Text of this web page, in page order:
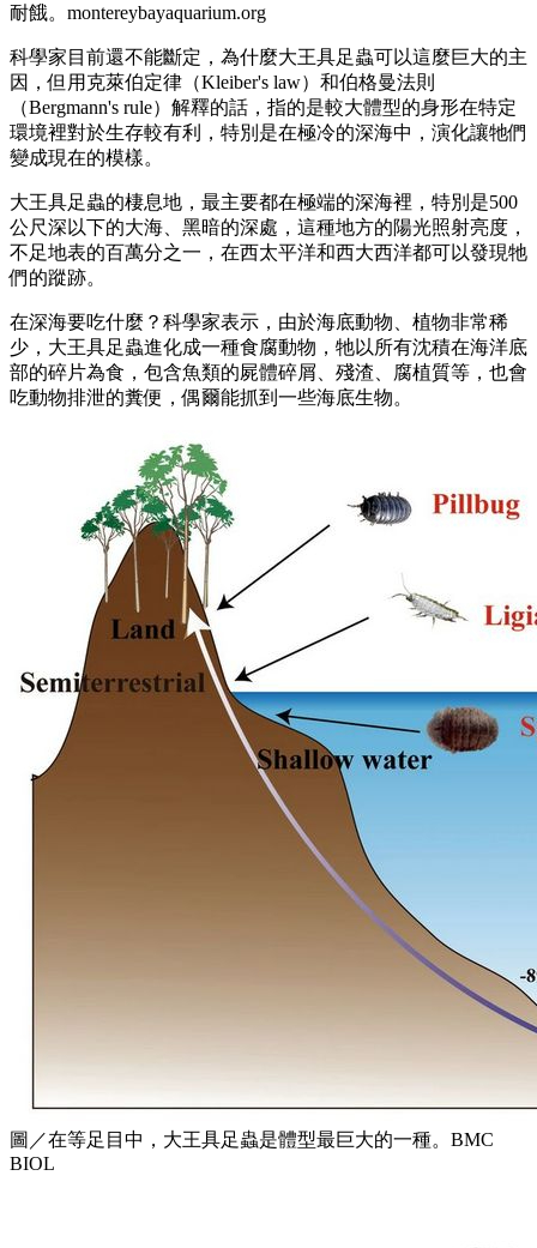
耐餓。montereybayaquarium.org
科學家目前還不能斷定，為什麼大王具足蟲可以這麼巨大的主
因，但用克萊伯定律（Kleiber's law）和伯格曼法則
（Bergmann's rule）解釋的話，指的是較大體型的身形在特定
環境裡對於生存較有利，特別是在極冷的深海中，演化讓牠們
變成現在的模樣。
大王具足蟲的棲息地，最主要都在極端的深海裡，特別是500
公尺深以下的大海、黑暗的深處，這種地方的陽光照射亮度，
不足地表的百萬分之一，在西太平洋和西大西洋都可以發現牠
們的蹤跡。
在深海要吃什麼？科學家表示，由於海底動物、植物非常稀
少，大王具足蟲進化成一種食腐動物，牠以所有沈積在海洋底
部的碎片為食，包含魚類的屍體碎屑、殘渣、腐植質等，也會
吃動物排泄的糞便，偶爾能抓到一些海底生物。
圖／在等足目中，大王具足蟲是體型最巨大的一種。BMC
BIOL